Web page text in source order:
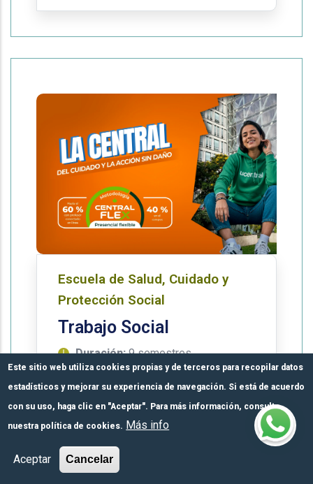
Escuela de Salud, Cuidado y
Protección Social
Trabajo Social
Duración:9 semestres
SNIES:106468
Modalidad:Presencial
Nivel:Pregrados
Más información
Formulario de
inscripción
Este sitio web utiliza cookies propias y de terceros para recopilar datos
estadísticos y mejorar su experiencia de navegación. Si está de acuerdo
con su uso, haga clic en "Aceptar". Para más información, consulte
nuestra política de cookies. Más info
Aceptar Cancelar